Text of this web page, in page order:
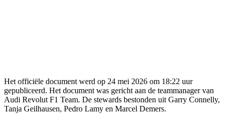
Het officiële document werd op 24 mei 2026 om 18:22 uur
gepubliceerd. Het document was gericht aan de teammanager van
Audi Revolut F1 Team. De stewards bestonden uit Garry Connelly,
Tanja Geilhausen, Pedro Lamy en Marcel Demers.